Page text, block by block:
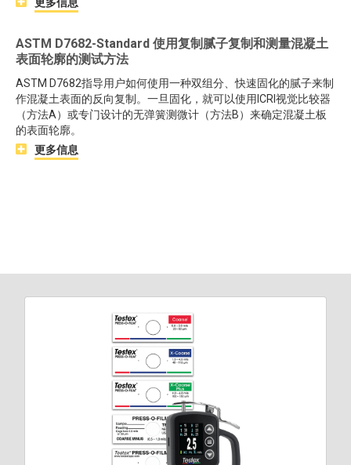
ASTM D7682-Standard 使用复制腻子复制和测量混凝土
表面轮廓的测试方法
ASTM D7682指导用户如何使用一种双组分、快速固化的腻子来制
作混凝土表面的反向复制。一旦固化，就可以使用ICRI视觉比较器
（方法A）或专门设计的无弹簧测微计（方法B）来确定混凝土板
的表面轮廓。
更多信息